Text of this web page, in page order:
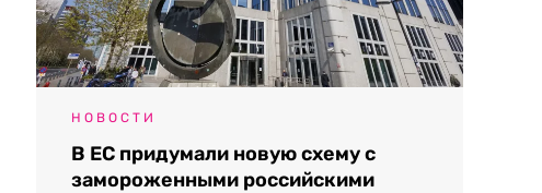
НОВОСТИ
В ЕС придумали новую схему с
замороженными российскими